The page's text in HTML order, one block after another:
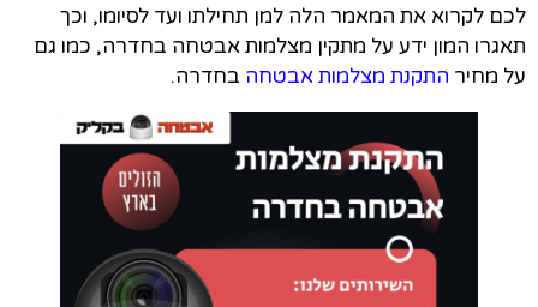
לכם לקרוא את המאמר הלה למן תחילתו ועד לסיומו, וכך
תאגרו המון ידע על מתקין מצלמות אבטחה בחדרה, כמו גם
על מחיר התקנת מצלמות אבטחה בחדרה.